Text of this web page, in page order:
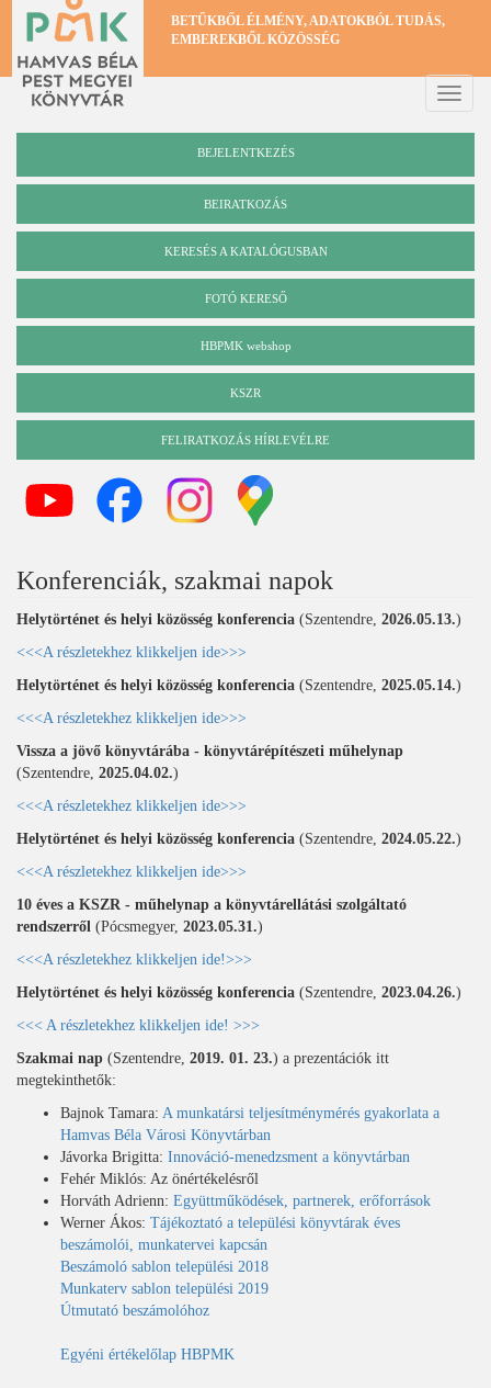
Ugrás
tartalomra
BETŰKBŐL ÉLMÉNY, ADATOKBÓL TUDÁS,
EMBEREKBŐL KÖZÖSSÉG
Toggle
BEJELENTKEZÉS
BEIRATKOZÁS
Katalógus
KERESÉS A KATALÓGUSBAN
FOTÓ KERESŐ
HBPMK webshop
KSZR
FELIRATKOZÁS HÍRLEVÉLRE
Konferenciák, szakmai napok
Helytörténet és helyi közösség konferencia (Szentendre, 2026.05.13.)
<<<A részletekhez klikkeljen ide>>>
Helytörténet és helyi közösség konferencia (Szentendre, 2025.05.14.)
<<<A részletekhez klikkeljen ide>>>
Vissza a jövő könyvtárába - könyvtárépítészeti műhelynap
(Szentendre, 2025.04.02.)
<<<A részletekhez klikkeljen ide>>>
Helytörténet és helyi közösség konferencia (Szentendre, 2024.05.22.)
<<<A részletekhez klikkeljen ide>>>
10 éves a KSZR - műhelynap a könyvtárellátási szolgáltató
rendszerről (Pócsmegyer, 2023.05.31.)
<<<A részletekhez klikkeljen ide!>>>
Helytörténet és helyi közösség konferencia (Szentendre, 2023.04.26.)
<<< A részletekhez klikkeljen ide! >>>
Szakmai nap (Szentendre, 2019. 01. 23.) a prezentációk itt
megtekinthetők:
Bajnok Tamara: A munkatársi teljesítménymérés gyakorlata a
Hamvas Béla Városi Könyvtárban
Jávorka Brigitta: Innováció-menedzsment a könyvtárban
Fehér Miklós: Az önértékelésről
Horváth Adrienn: Együttműködések, partnerek, erőforrások
Werner Ákos: Tájékoztató a települési könyvtárak éves
beszámolói, munkatervei kapcsán
Beszámoló sablon települési 2018
Munkaterv sablon települési 2019
Útmutató beszámolóhoz
Egyéni értékelőlap HBPMK